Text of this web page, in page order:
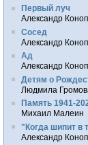
Первый луч
Александр
Сосед
Александр
Ад
Александр
Детям о
Людмила
Память 1941-
Михаил Малеин
"Когда шипит в
Александр